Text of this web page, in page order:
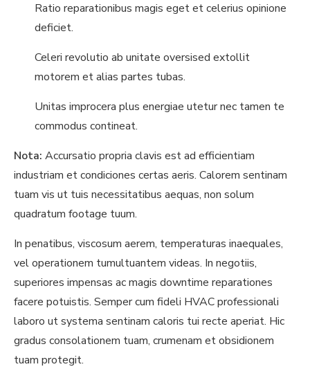
Ratio reparationibus magis eget et celerius opinione
deficiet.
Celeri revolutio ab unitate oversised extollit
motorem et alias partes tubas.
Unitas improcera plus energiae utetur nec tamen te
commodus contineat.
Nota: Accursatio propria clavis est ad efficientiam
industriam et condiciones certas aeris. Calorem sentinam
tuam vis ut tuis necessitatibus aequas, non solum
quadratum footage tuum.
In penatibus, viscosum aerem, temperaturas inaequales,
vel operationem tumultuantem videas. In negotiis,
superiores impensas ac magis downtime reparationes
facere potuistis. Semper cum fideli HVAC professionali
laboro ut systema sentinam caloris tui recte aperiat. Hic
gradus consolationem tuam, crumenam et obsidionem
tuam protegit.